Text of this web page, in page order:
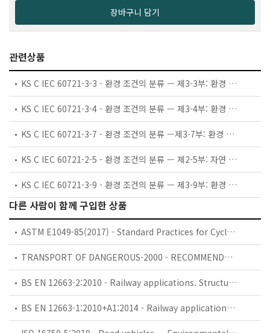
장바구니 담기
관련상품
KS C IEC 60721-3-3 - 환경 조건의 분류 — 제3-3부: 환경 변수 및 가혹도 그룹 분류 —실내 장소에서의 고정 사용
KS C IEC 60721-3-4 - 환경 조건의 분류 — 제3-4부: 환경 변수 및 가혹도 그룹 분류 —실외 장소에서의 고정 사용
KS C IEC 60721-3-7 - 환경 조건의 분류 —제3-7부: 환경 변수 및 가혹도 그룹 분류 — 휴대 및 이동 사용
KS C IEC 60721-2-5 - 환경 조건의 분류 — 제2-5부: 자연 환경의 조건 — 먼지, 모래, 염수분무
KS C IEC 60721-3-9 - 환경 조건의 분류 — 제3-9부: 환경 변수 및 가혹도 그룹 분류 —제품 내부의 미세환경
다른 사람이 함께 구입한 상품
ASTM E1049-85(2017) - Standard Practices for Cycle Counting in Fatigue Analysis
TRANSPORT OF DANGEROUS-2000 - RECOMMENDATIONS ON THE TRANSPORT OF DANGEROUS GOODS: MODEL REGULATIONS (BOOK) * VOLUME 1 & VOLUME 2
BS EN 12663-2:2010 - Railway applications. Structural requirements of railway vehicle bodies. Freight wagons.
BS EN 12663-1:2010+A1:2014 - Railway applications. Structural requirements of railway vehicle bodies. Locomotives and passenger rolling stock (and alternative method for freight wagons).